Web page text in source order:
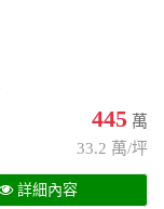
445 萬
33.2 萬/坪
詳細內容